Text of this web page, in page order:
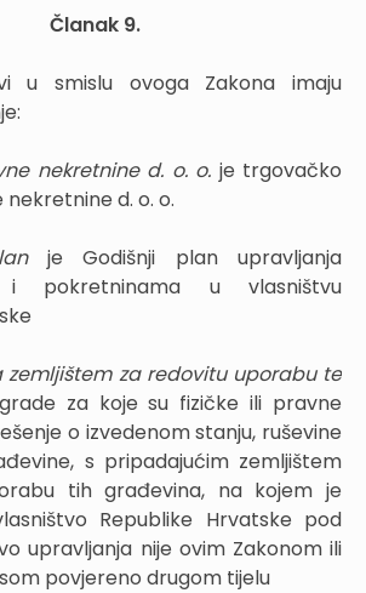
Članak 9.
u smislu ovoga Zakona imaju
nekretnine d. o. o. je trgovačko
d. o. o.
je Godišnji plan upravljanja
i pokretninama u vlasništvu
zemljištem za redovitu uporabu te
za koje su fizičke ili pravne
o izvedenom stanju, ruševine
s pripadajućim zemljištem
tih građevina, na kojem je
Republike Hrvatske pod
upravljanja nije ovim Zakonom ili
povjereno drugom tijelu